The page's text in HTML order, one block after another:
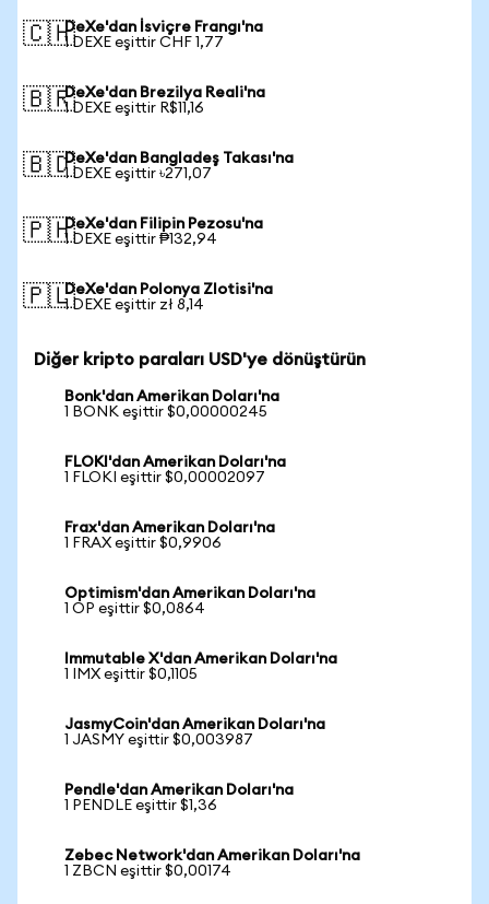
🇨🇭DeXe'dan İsviçre Frangı'na
1 DEXE eşittir CHF 1,77
🇧🇷DeXe'dan Brezilya Reali'na
1 DEXE eşittir R$11,16
🇧🇩DeXe'dan Bangladeş Takası'na
1 DEXE eşittir ৳271,07
🇵🇭DeXe'dan Filipin Pezosu'na
1 DEXE eşittir ₱132,94
🇵🇱DeXe'dan Polonya Zlotisi'na
1 DEXE eşittir zł 8,14
Diğer kripto paraları USD'ye dönüştürün
Bonk'dan Amerikan Doları'na
1 BONK eşittir $0,00000245
FLOKI'dan Amerikan Doları'na
1 FLOKI eşittir $0,00002097
Frax'dan Amerikan Doları'na
1 FRAX eşittir $0,9906
Optimism'dan Amerikan Doları'na
1 OP eşittir $0,0864
Immutable X'dan Amerikan Doları'na
1 IMX eşittir $0,1105
JasmyCoin'dan Amerikan Doları'na
1 JASMY eşittir $0,003987
Pendle'dan Amerikan Doları'na
1 PENDLE eşittir $1,36
Zebec Network'dan Amerikan Doları'na
1 ZBCN eşittir $0,00174